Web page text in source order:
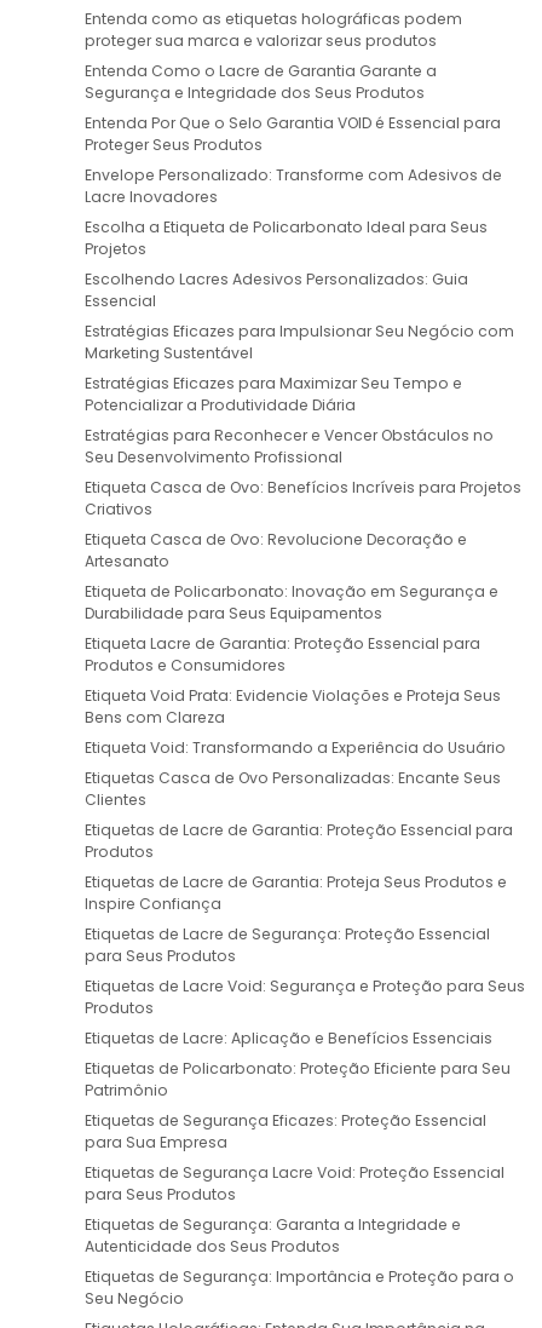
Entenda como as etiquetas holográficas podem
proteger sua marca e valorizar seus produtos
Entenda Como o Lacre de Garantia Garante a
Segurança e Integridade dos Seus Produtos
Entenda Por Que o Selo Garantia VOID é Essencial para
Proteger Seus Produtos
Envelope Personalizado: Transforme com Adesivos de
Lacre Inovadores
Escolha a Etiqueta de Policarbonato Ideal para Seus
Projetos
Escolhendo Lacres Adesivos Personalizados: Guia
Essencial
Estratégias Eficazes para Impulsionar Seu Negócio com
Marketing Sustentável
Estratégias Eficazes para Maximizar Seu Tempo e
Potencializar a Produtividade Diária
Estratégias para Reconhecer e Vencer Obstáculos no
Seu Desenvolvimento Profissional
Etiqueta Casca de Ovo: Benefícios Incríveis para Projetos
Criativos
Etiqueta Casca de Ovo: Revolucione Decoração e
Artesanato
Etiqueta de Policarbonato: Inovação em Segurança e
Durabilidade para Seus Equipamentos
Etiqueta Lacre de Garantia: Proteção Essencial para
Produtos e Consumidores
Etiqueta Void Prata: Evidencie Violações e Proteja Seus
Bens com Clareza
Etiqueta Void: Transformando a Experiência do Usuário
Etiquetas Casca de Ovo Personalizadas: Encante Seus
Clientes
Etiquetas de Lacre de Garantia: Proteção Essencial para
Produtos
Etiquetas de Lacre de Garantia: Proteja Seus Produtos e
Inspire Confiança
Etiquetas de Lacre de Segurança: Proteção Essencial
para Seus Produtos
Etiquetas de Lacre Void: Segurança e Proteção para Seus
Produtos
Etiquetas de Lacre: Aplicação e Benefícios Essenciais
Etiquetas de Policarbonato: Proteção Eficiente para Seu
Patrimônio
Etiquetas de Segurança Eficazes: Proteção Essencial
para Sua Empresa
Etiquetas de Segurança Lacre Void: Proteção Essencial
para Seus Produtos
Etiquetas de Segurança: Garanta a Integridade e
Autenticidade dos Seus Produtos
Etiquetas de Segurança: Importância e Proteção para o
Seu Negócio